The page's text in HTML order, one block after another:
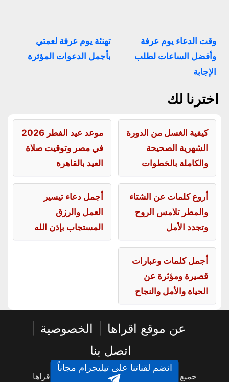
وقت الدعاء يوم عرفة
وأفضل الساعات لطلب
الإجابة
تهنئة يوم عرفة لعمتي
بأجمل الدعوات المؤثرة
اخترنا لك
كيفية الغسل من الدورة
الشهرية الصحيحة
والكاملة بالخطوات
موعد عيد الفطر 2026
في مصر وتوقيت صلاة
العيد بالقاهرة
أروع كلمات عن الشتاء
والمطر تلامس الروح
وتجدد الأمل
أجمل دعاء تيسير
العمل والرزق
المستجاب بإذن الله
أجمل كلمات وعبارات
قصيرة ومؤثرة عن
الحياة والأمل والنجاح
عن موقع اقراها الخصوصية
اتصل بنا
جميع الحقوق محفوظة © 2016 - 2026 - اقراها
انضم لقناتنا على تيليجرام مجاناً